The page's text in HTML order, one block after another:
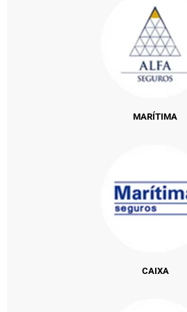
MARÍTIMA
CAIXA